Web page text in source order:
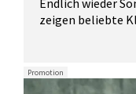
Endlich wieder
zeigen beliebte
Promotion